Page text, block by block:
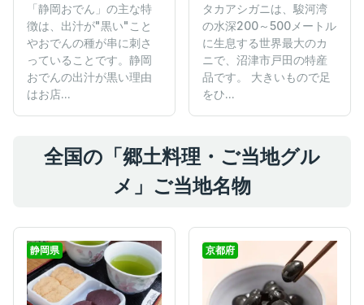
「静岡おでん」の主な特
徴は、出汁が"黒い"こと
やおでんの種が串に刺さ
っていることです。静岡
おでんの出汁が黒い理由
はお店...
タカアシガニは、駿河湾
の水深200～500メートル
に生息する世界最大のカ
ニで、沼津市戸田の特産
品です。 大きいもので足
をひ...
全国の「郷土料理・ご当地グル
メ」ご当地名物
静岡県 京都府